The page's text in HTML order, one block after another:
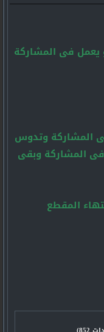
يعمل فى المشاركة
المشاركة وتدوس
فى المشاركة وبقى
المقطع